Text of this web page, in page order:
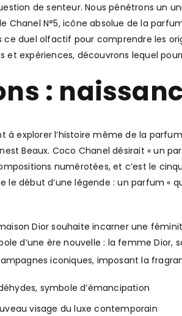
de senteur. Nous pénétrons un
Chanel N°5, icône absolue de la
duel olfactif pour comprendre les
expériences, découvrons lequel
:
à explorer l’histoire même de la
Beaux. Coco Chanel désirait « un
numérotées, et c’est le
début d’une légende : un parfum «
Dior souhaite incarner une
d’une ère nouvelle : la femme
iconiques, imposant la
symbole d’émancipation
visage du luxe contemporain